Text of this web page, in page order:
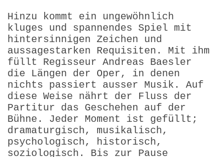
Hinzu kommt ein ungewöhnlich
kluges und spannendes Spiel mit
hintersinnigen Zeichen und
aussagestarken Requisiten. Mit ihm
füllt Regisseur Andreas Baesler
die Längen der Oper, in denen
nichts passiert ausser Musik. Auf
diese Weise nährt der Fluss der
Partitur das Geschehen auf der
Bühne. Jeder Moment ist gefüllt;
dramaturgisch, musikalisch,
psychologisch, historisch,
soziologisch. Bis zur Pause